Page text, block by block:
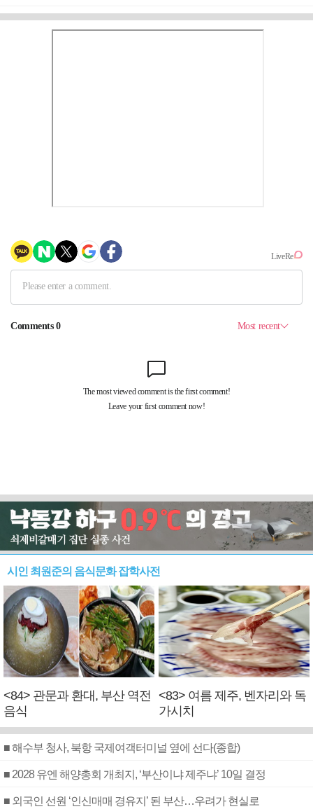
시인 최원준의 음식문화 잡학사전
<84> 관문과 환대, 부산 역전
음식
<83> 여름 제주, 벤자리와 독
가시치
■ 해수부 청사, 북항 국제여객터미널 옆에 선다(종합)
■ 2028 유엔 해양총회 개최지, ‘부산이냐 제주냐’ 10일 결정
■ 외국인 선원 ‘인신매매 경유지’ 된 부산…우려가 현실로